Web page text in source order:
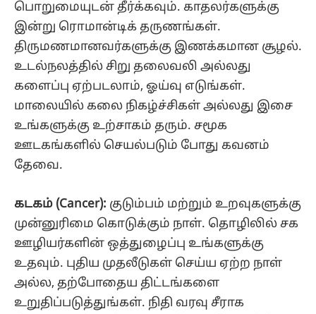
பொறுமையுடன் தீர்க்கவும். காதலர்களுக்கு
இன்று ரொமான்டிக் தருணங்கள்.
திருமணமானவர்களுக்கு இணக்கமான சூழல்.
உடல்நலத்தில் சிறு தலைவலி அல்லது
களைப்பு ஏற்படலாம், ஓய்வு எடுங்கள்.
மாலையில் கலை நிகழ்ச்சிகள் அல்லது இசை
உங்களுக்கு உற்சாகம் தரும். சமூக
ஊடகங்களில் செயல்படும் போது கவனம்
தேவை.
கடகம் (Cancer): குடும்பம் மற்றும் உறவுகளுக்கு
முன்னுரிமை கொடுக்கும் நாள். தொழிலில் சக
ஊழியர்களின் ஒத்துழைப்பு உங்களுக்கு
உதவும். புதிய முதலீடுகள் செய்ய ஏற்ற நாள்
அல்ல, தற்போதைய திட்டங்களை
உறுதிப்படுத்துங்கள். நிதி வரவு சீராக